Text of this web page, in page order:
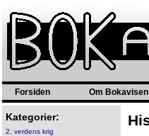
Forsiden Om Bokavisen
Kategorier:
2. verdens krig